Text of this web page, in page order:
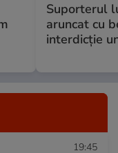
Suporterul
aruncat cu
interdicție
19:45